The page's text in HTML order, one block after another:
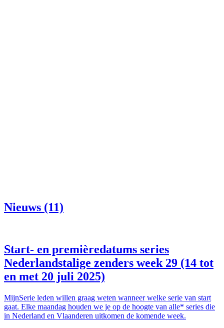
Nieuws (11)
Start- en premièredatums series
Nederlandstalige zenders week 29 (14 tot
en met 20 juli 2025)
MijnSerie leden willen graag weten wanneer welke serie van start
gaat. Elke maandag houden we je op de hoogte van alle* series die
in Nederland en Vlaanderen uitkomen de komende week.